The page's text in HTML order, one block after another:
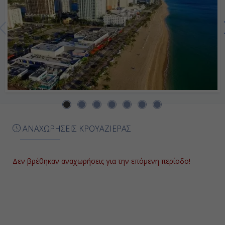
Ημέρα 7η
Μπελίζ, Μπελίζ
17:00
ΑΝΑΧΩΡΗΣΕΙΣ ΚΡΟΥΑΖΙΕΡΑΣ
Δεν βρέθηκαν αναχωρήσεις για την επόμενη περίοδο!